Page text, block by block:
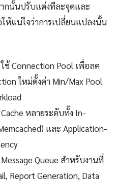
ากนั้นปรับแต่งทีละจุดและ
ห้แน่ใจว่าการเปลี่ยนแปลงนั้น
ใช้ Connection Pool เพื่อลด
ใหม่ตั้งค่า Min/Max Pool
หลายระดับทั้ง In-
และ Application-
Queue สำหรับงานที่
Report Generation, Data